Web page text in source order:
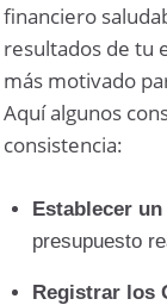
financiero
resultados de tu
más motivado
Aquí algunos
consistencia:
Establecer
presupuesto
Registrar los